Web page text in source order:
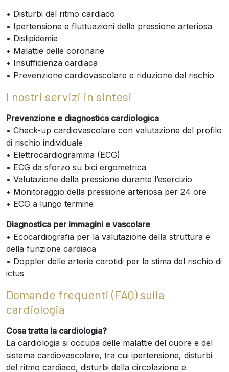
• Disturbi del ritmo cardiaco
• Ipertensione e fluttuazioni della pressione arteriosa
• Dislipidemie
• Malattie delle coronarie
• Insufficienza cardiaca
• Prevenzione cardiovascolare e riduzione del rischio
I nostri servizi in sintesi
Prevenzione e diagnostica cardiologica
• Check-up cardiovascolare con valutazione del profilo
di rischio individuale
• Elettrocardiogramma (ECG)
• ECG da sforzo su bici ergometrica
• Valutazione della pressione durante l’esercizio
• Monitoraggio della pressione arteriosa per 24 ore
• ECG a lungo termine
Diagnostica per immagini e vascolare
• Ecocardiografia per la valutazione della struttura e
della funzione cardiaca
• Doppler delle arterie carotidi per la stima del rischio di
ictus
Domande frequenti (FAQ) sulla
cardiologia
Cosa tratta la cardiologia?
La cardiologia si occupa delle malattie del cuore e del
sistema cardiovascolare, tra cui ipertensione, disturbi
del ritmo cardiaco, disturbi della circolazione e